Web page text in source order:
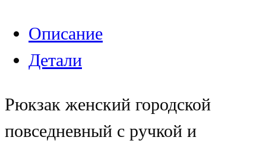
Описание
Детали
Рюкзак женский городской
повседневный с ручкой и